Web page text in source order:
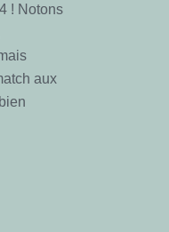
! Notons
aux